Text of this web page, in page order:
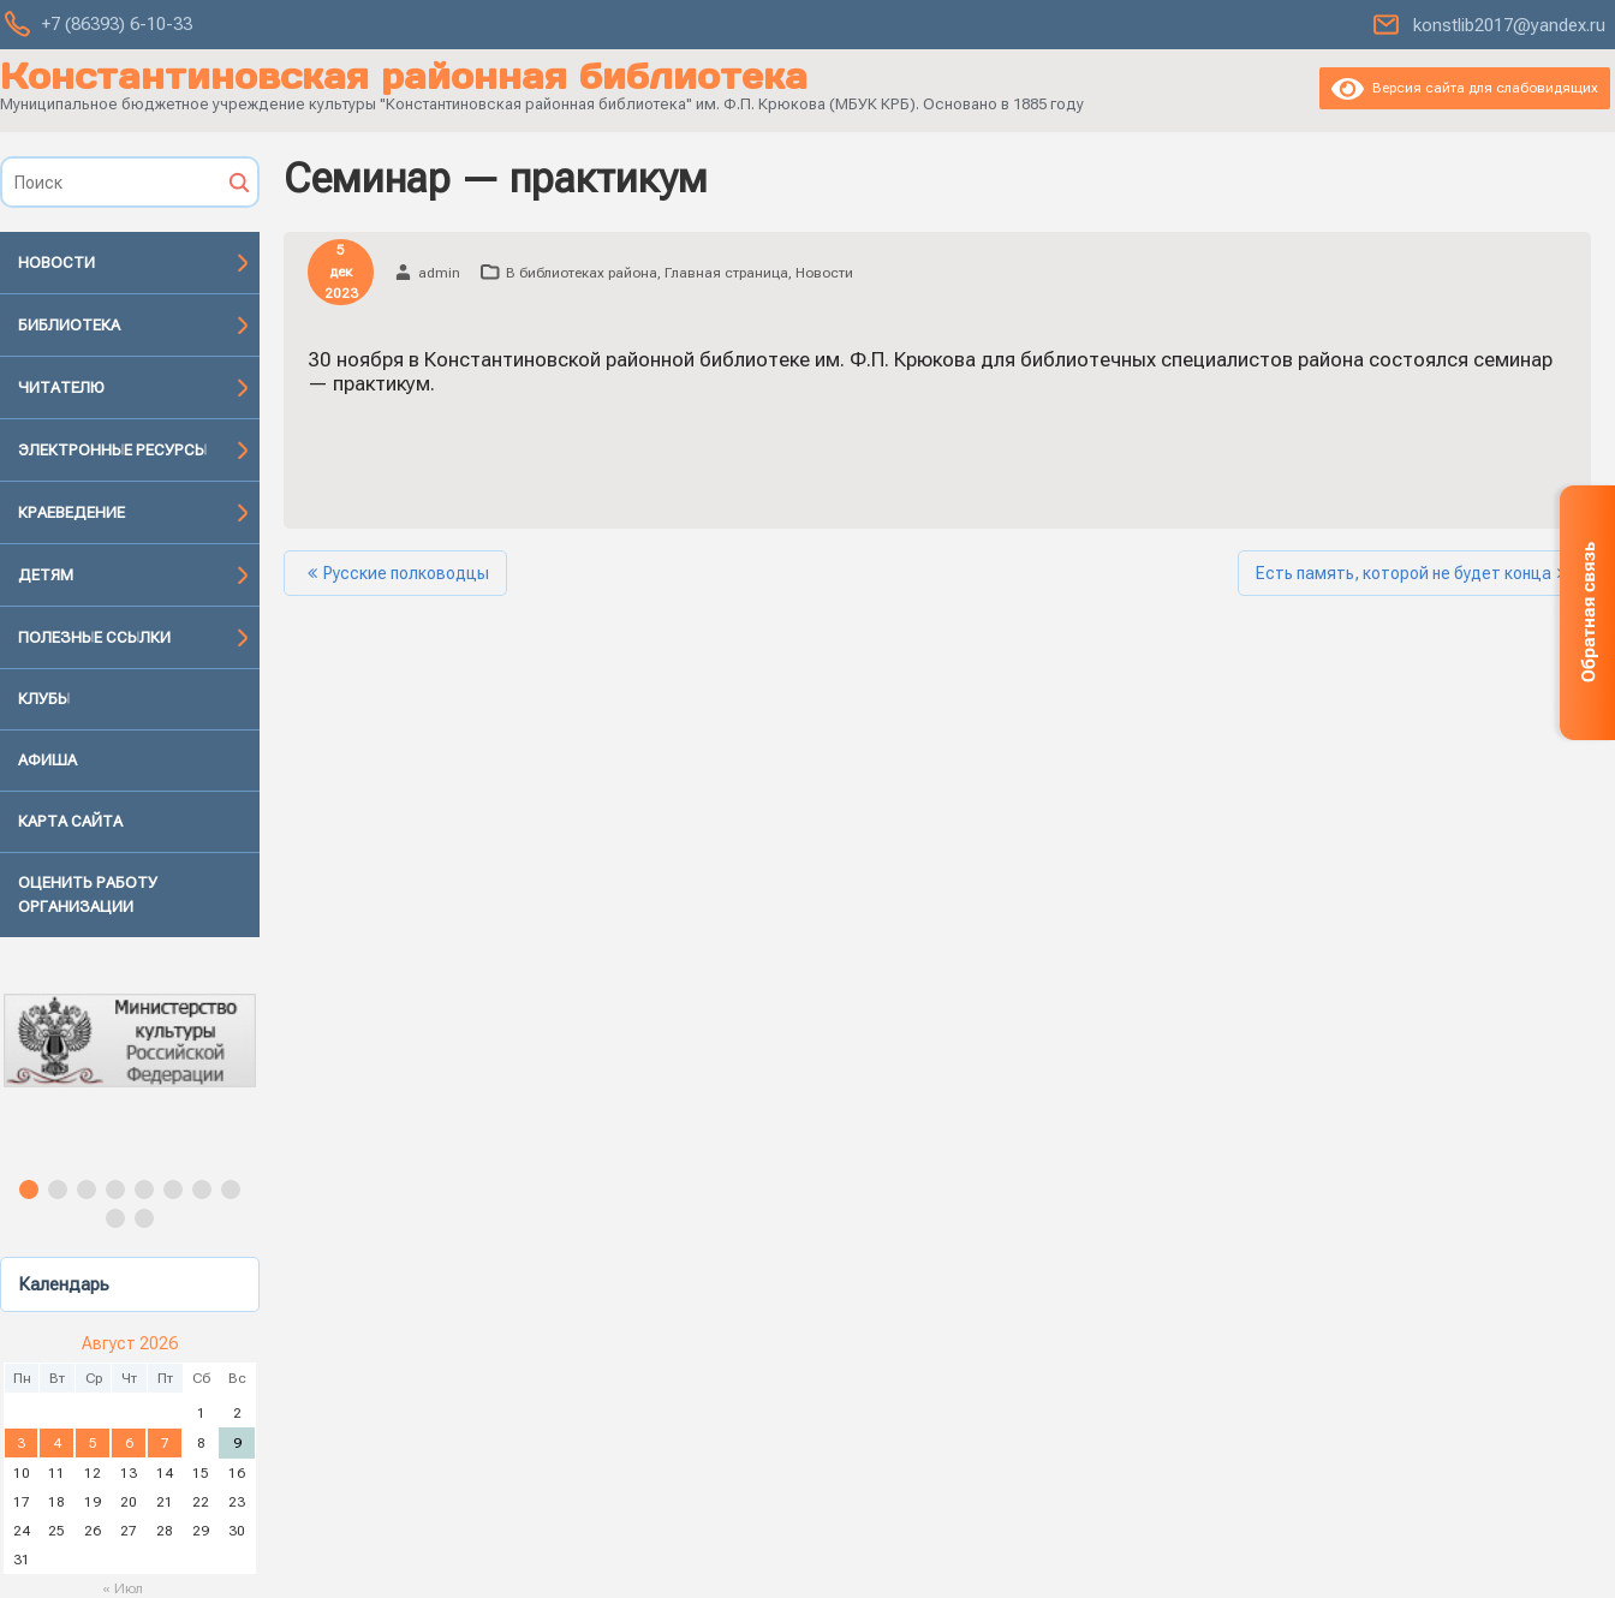
+7 (86393) 6-10-33 konstlib2017@yandex.ru
Константиновская районная библиотека
Муниципальное бюджетное учреждение культуры "Константиновская районная библиотека" им. Ф.П. Крюкова (МБУК КРБ). Основано в 1885 году
Версия сайта для слабовидящих
НОВОСТИ
БИБЛИОТЕКА
ЧИТАТЕЛЮ
ЭЛЕКТРОННЫЕ РЕСУРСЫ
КРАЕВЕДЕНИЕ
ДЕТЯМ
ПОЛЕЗНЫЕ ССЫЛКИ
КЛУБЫ
АФИША
КАРТА САЙТА
ОЦЕНИТЬ РАБОТУ
ОРГАНИЗАЦИИ
Календарь
Август 2026
Пн Вт Ср Чт Пт Сб Вс
1
2
3
4 5 6 7 8
9
10
11 12 13 14 15
16
17
18 19 20 21 22
23
24
25 26 27 28 29
30
31
« Июл
Семинар — практикум
5
дек
2023
admin В библиотеках района, Главная страница, Новости
30 ноября в Константиновской районной библиотеке им. Ф.П. Крюкова для библиотечных специалистов района состоялся семинар
— практикум.
Русские полководцы Есть память, которой не будет конца